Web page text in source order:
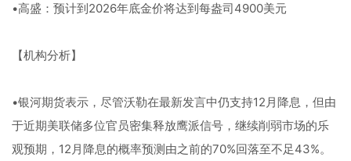
•高盛：预计到2026年底金价将达到每盎司4900美元
【机构分析】
•银河期货表示，尽管沃勒在最新发言中仍支持12月降息，但由
于近期美联储多位官员密集释放鹰派信号，继续削弱市场的乐
观预期，12月降息的概率预测由之前的70%回落至不足43%。